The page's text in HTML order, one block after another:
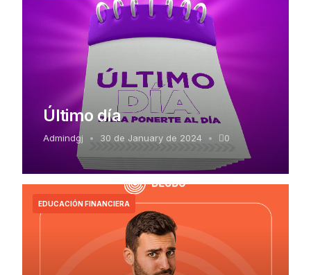
Último día
Admindgj 30 de January de 2024 0
EDUCACIÓN FINANCIERA